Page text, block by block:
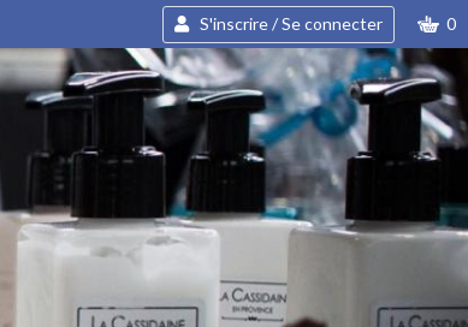
S'inscrire / Se connecter 0